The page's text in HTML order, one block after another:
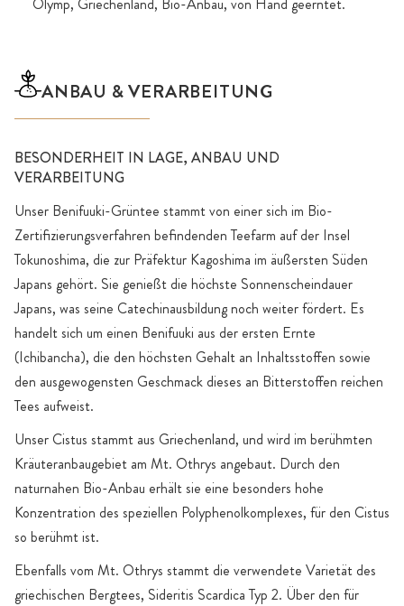
ANBAU & VERARBEITUNG
BESONDERHEIT IN LAGE, ANBAU UND
VERARBEITUNG
Unser Benifuuki-Grüntee stammt von einer sich im Bio-
Zertifizierungsverfahren befindenden Teefarm auf der Insel
Tokunoshima, die zur Präfektur Kagoshima im äußersten Süden
Japans gehört. Sie genießt die höchste Sonnenscheindauer
Japans, was seine Catechinausbildung noch weiter fördert. Es
handelt sich um einen Benifuuki aus der ersten Ernte
(Ichibancha), die den höchsten Gehalt an Inhaltsstoffen sowie
den ausgewogensten Geschmack dieses an Bitterstoffen reichen
Tees aufweist.
Unser Cistus stammt aus Griechenland, und wird im berühmten
Kräuteranbaugebiet am Mt. Othrys angebaut. Durch den
naturnahen Bio-Anbau erhält sie eine besonders hohe
Konzentration des speziellen Polyphenolkomplexes, für den Cistus
so berühmt ist.
Ebenfalls vom Mt. Othrys stammt die verwendete Varietät des
griechischen Bergtees, Sideritis Scardica Typ 2. Über den für